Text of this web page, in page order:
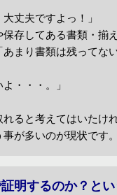
丈夫ですよっ！」
存してある書類・揃
あまり書類は残ってな
・・・。」
ると考えてはいたけ
が多いのが現状です。
明するのか？と